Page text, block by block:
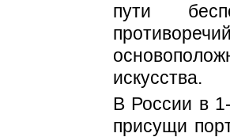
пути
искусства.
В России в
присущи